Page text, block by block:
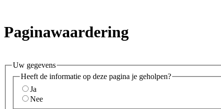
Paginawaardering
Uw gegevens
Heeft de informatie op deze pagina je geholpen?
Ja
Nee